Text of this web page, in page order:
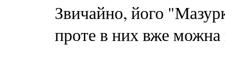
Звичайно, його
проте в них вже можна